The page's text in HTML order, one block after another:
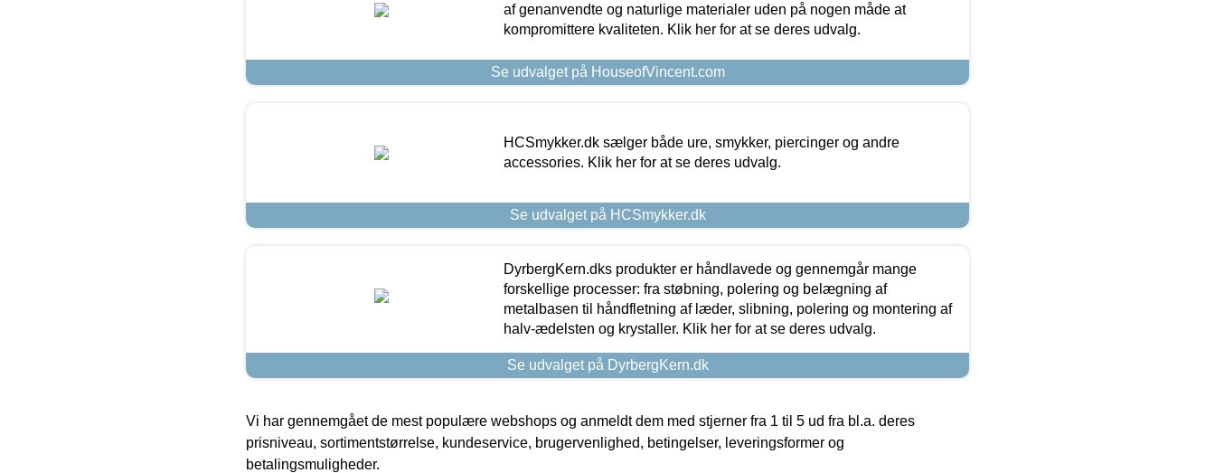
af genanvendte og naturlige materialer uden på nogen måde at
kompromittere kvaliteten. Klik her for at se deres udvalg.
Se udvalget på HouseofVincent.com
HCSmykker.dk sælger både ure, smykker, piercinger og andre
accessories. Klik her for at se deres udvalg.
Se udvalget på HCSmykker.dk
DyrbergKern.dks produkter er håndlavede og gennemgår mange
forskellige processer: fra støbning, polering og belægning af
metalbasen til håndfletning af læder, slibning, polering og montering af
halv-ædelsten og krystaller. Klik her for at se deres udvalg.
Se udvalget på DyrbergKern.dk
Vi har gennemgået de mest populære webshops og anmeldt dem med stjerner fra 1 til 5 ud fra bl.a. deres
prisniveau, sortimentstørrelse, kundeservice, brugervenlighed, betingelser, leveringsformer og
betalingsmuligheder.